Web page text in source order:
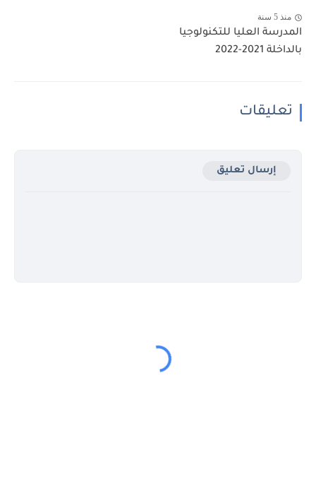
منذ 5 سنة
المدرسة العليا للتكنولوجيا
بالداخلة 2021-2022
تعليقات
إرسال تعليق